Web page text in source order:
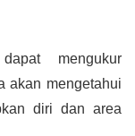
mengukur
akan mengetahui
diri dan area